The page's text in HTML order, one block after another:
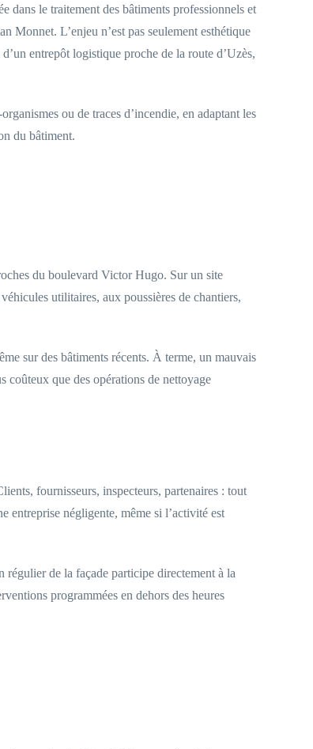
dans le traitement des bâtiments professionnels et
Monnet. L’enjeu n’est pas seulement esthétique
entrepôt logistique proche de la route d’Uzès,
ou de traces d’incendie, en adaptant les
du bâtiment.
du boulevard Victor Hugo. Sur un site
utilitaires, aux poussières de chantiers,
sur des bâtiments récents. À terme, un mauvais
coûteux que des opérations de nettoyage
fournisseurs, inspecteurs, partenaires : tout
entreprise négligente, même si l’activité est
régulier de la façade participe directement à la
programmées en dehors des heures